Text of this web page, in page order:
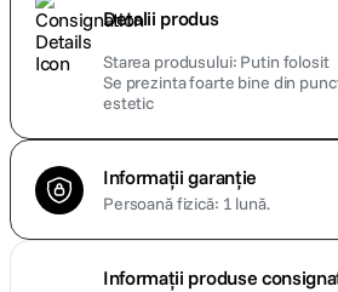
10. dji osmo
Detalii produs
Starea produsului Putin folosit
Se prezinta foarte bine din
estetic
Informații garanție
Persoană fizică: 1 lună.
Informații produse